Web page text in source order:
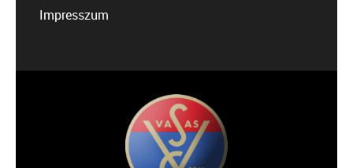
Impresszum